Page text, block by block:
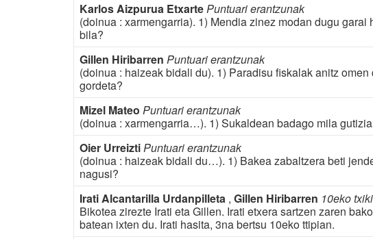
Karlos Aizpurua EtxartePuntuari erantzunak
(doinua : xarmengarria). 1) Mendia zinez modan dugu
bila?
Gillen Hiribarren Puntuari erantzunak
(doinua : haizeak bidali du). 1) Paradisu fiskalak anitz
gordeta?
Mizel Mateo Puntuari erantzunak
(doinua : xarmengarria…). 1) Sukaldean badago mila
Oier UrreiztiPuntuari erantzunak
(doinua : haizeak bidali du…). 1) Bakea zabaltzera beti
nagusi?
Irati Alcantarilla Urdanpilleta , Gillen Hiribarren 10eko
Bikotea zirezte Irati eta Gillen. Irati etxera sartzen zaren
batean ixten du. Irati hasita, 3na bertsu 10eko ttipian.